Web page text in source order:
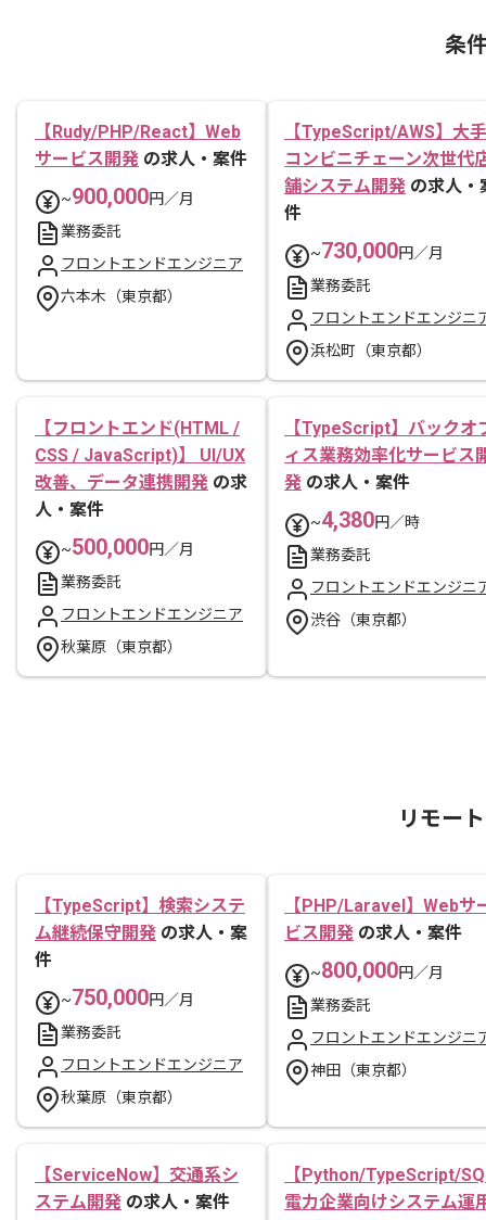
条
【Rudy/PHP/React】Web
サービス開発 の求人・案件
~900,000円／月
業務委託
フロントエンドエンジニア
六本木（東京都）
【TypeScript/AWS】大手
コンビニチェーン次世代
舗システム開発 の求人・
件
~730,000円／月
業務委託
フロントエンドエンジニ
浜松町（東京都）
【フロントエンド(HTML /
CSS / JavaScript)】 UI/UX
改善、データ連携開発 の求
人・案件
~500,000円／月
業務委託
フロントエンドエンジニア
秋葉原（東京都）
【TypeScript】バックオ
ィス業務効率化サービス
発 の求人・案件
~4,380円／時
業務委託
フロントエンドエンジニ
渋谷（東京都）
リモー
【TypeScript】検索システ
ム継続保守開発 の求人・案
件
~750,000円／月
業務委託
フロントエンドエンジニア
秋葉原（東京都）
【PHP/Laravel】Webサ
ビス開発 の求人・案件
~800,000円／月
業務委託
フロントエンドエンジニ
神田（東京都）
【ServiceNow】交通系シ
ステム開発 の求人・案件
【Python/TypeScript/
電力企業向けシステム運